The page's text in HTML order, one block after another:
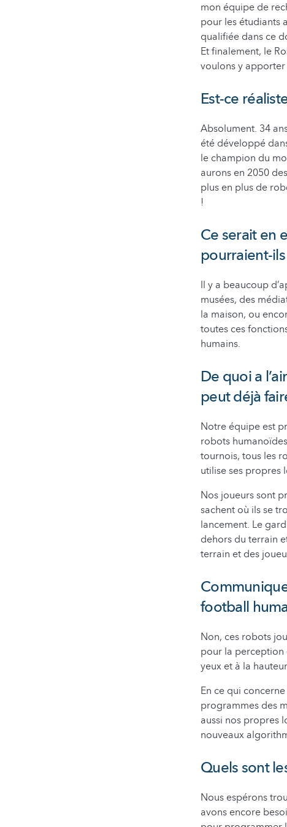
mon équipe de
pour les étudiants
qualifiée dans ce
Et finalement, le
voulons y
Est-ce
Absolument. 34
été développé
le champion du
aurons en 2050
plus en plus de
!
Ce serait en
pourraient-
Il y a beaucoup
musées, des
la maison, ou
toutes ces
humains.
De quoi a
peut déjà
Notre équipe est
robots
tournois, tous les
utilise ses propres
Nos joueurs sont
sachent où ils se
lancement. Le
dehors du terrain
terrain et des
football
Non, ces robots
pour la perception
yeux et à la
En ce qui
programmes des
aussi nos propres
nouveaux
Quels sont
Nous espérons
avons encore